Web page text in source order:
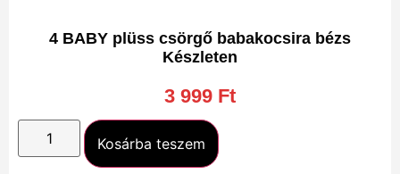
4 BABY plüss csörgő babakocsira bézs
Készleten
3 999 Ft
Kosárba teszem